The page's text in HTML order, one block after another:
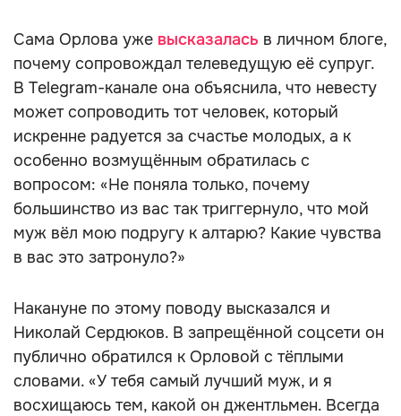
Сама Орлова уже высказалась в личном блоге,
почему сопровождал телеведущую её супруг.
В Telegram-канале она объяснила, что невесту
может сопроводить тот человек, который
искренне радуется за счастье молодых, а к
особенно возмущённым обратилась с
вопросом: «Не поняла только, почему
большинство из вас так триггернуло, что мой
муж вёл мою подругу к алтарю? Какие чувства
в вас это затронуло?»
Накануне по этому поводу высказался и
Николай Сердюков. В запрещённой соцсети он
публично обратился к Орловой с тёплыми
словами. «У тебя самый лучший муж, и я
восхищаюсь тем, какой он джентльмен. Всегда